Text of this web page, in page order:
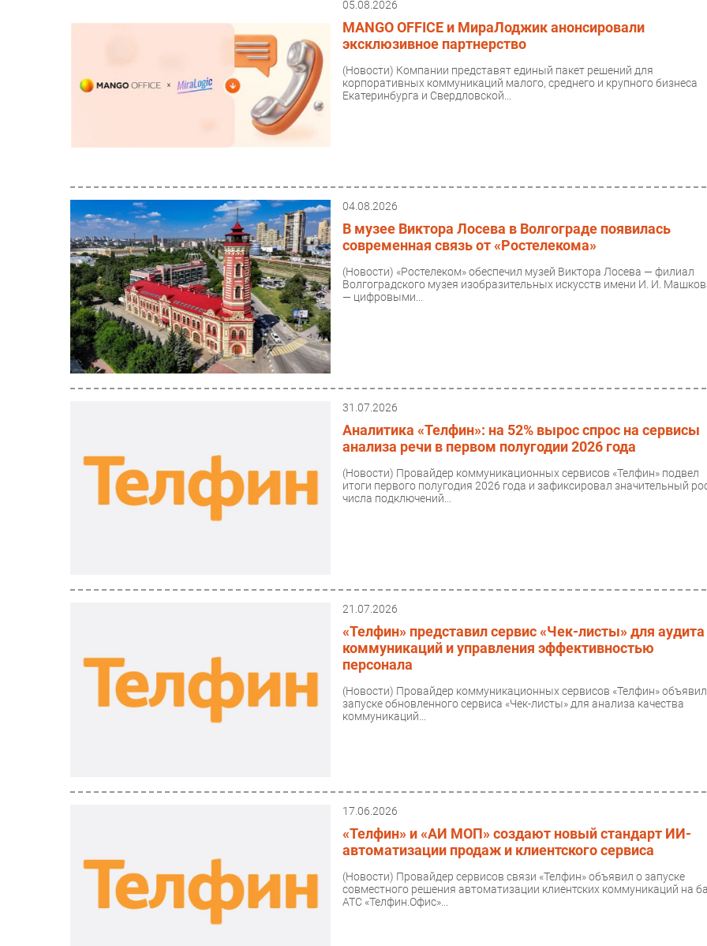
05.08.2026
MANGO OFFICE и МираЛоджик анонсировали
эксклюзивное партнерство
(Новости) Компании представят единый пакет решений для
корпоративных коммуникаций малого, среднего и крупного бизнеса
Екатеринбурга и Свердловской...
04.08.2026
В музее Виктора Лосева в Волгограде появилась
современная связь от «Ростелекома»
(Новости) «Ростелеком» обеспечил музей Виктора Лосева — филиал
Волгоградского музея изобразительных искусств имени И. И.
— цифровыми...
31.07.2026
Аналитика «Телфин»: на 52% вырос спрос на сервисы
анализа речи в первом полугодии 2026 года
(Новости) Провайдер коммуникационных сервисов «Телфин» подвел
итоги первого полугодия 2026 года и зафиксировал значительный
числа подключений...
21.07.2026
«Телфин» представил сервис «Чек-листы» для аудита
коммуникаций и управления эффективностью
персонала
(Новости) Провайдер коммуникационных сервисов «Телфин»
запуске обновленного сервиса «Чек-листы» для анализа качества
коммуникаций...
17.06.2026
«Телфин» и «АИ МОП» создают новый стандарт ИИ-
автоматизации продаж и клиентского сервиса
(Новости) Провайдер сервисов связи «Телфин» объявил о запуске
совместного решения автоматизации клиентских коммуникаций на
АТС «Телфин.Офис»...